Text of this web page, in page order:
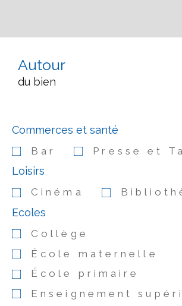
Autour
du bien
Commerces et santé
Bar Presse et
Loisirs
Cinéma
Ecoles
Collège
École maternelle
École primaire
Enseignement